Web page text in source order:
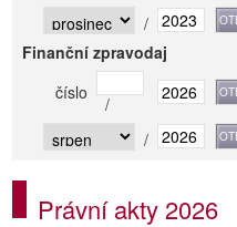
/
Finanční zpravodaj
číslo
/
/
Právní akty 2026